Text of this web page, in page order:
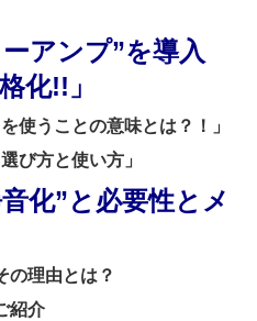
アンプ”を導入
化!! 」
使うことの意味とは？！」
び方と使い方」
化”と必要性とメ
の理由とは？
紹介